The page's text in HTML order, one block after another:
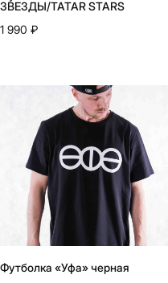
ЗВЕЗДЫ/TATAR STARS
1 990 ₽
Футболка «Уфа» черная
2026